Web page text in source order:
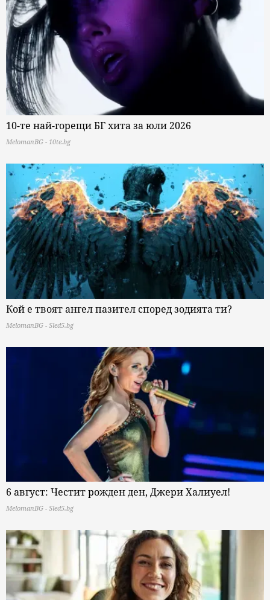
10-те най-горещи БГ хита за юли 2026
MelomanBG - 10te.bg
Кой е твоят ангел пазител според зодията ти?
MelomanBG - Sled5.bg
6 август: Честит рожден ден, Джери Халиуел!
MelomanBG - Sled5.bg